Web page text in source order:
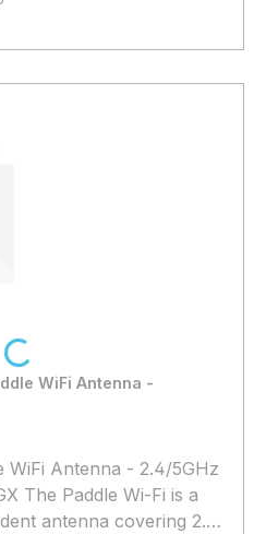
Cellular offers an
WiFi Antenna -
WiFi Antenna - 2.4/5GHz
The Paddle Wi-Fi is a
antenna covering 2.4
Loading...